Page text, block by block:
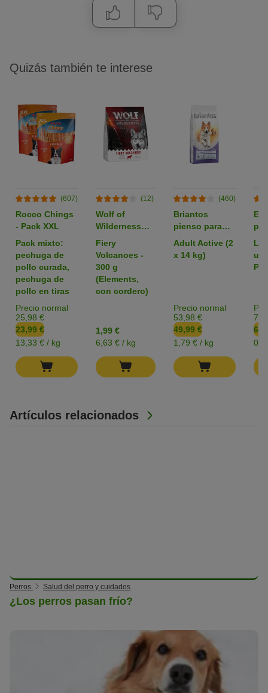
Artículos relacionados
Perros Salud del perro y cuidados
¿Los perros pasan frío?
Quizás también te interese
(607)
Rocco Chings
- Pack XXL
Pack mixto:
pechuga de
pollo curada,
pechuga de
pollo en tiras
Precio normal
25,98 €
23,99 €
13,33 € / kg
(12)
Wolf of
Wilderness
pienso para
perros -
Formato de
prueba
Fiery
Volcanoes -
300 g
(Elements,
con cordero)
1,99 €
6,63 € / kg
(460)
Briantos
pienso para
perros - Pack
Ahorro
Adult Active (2
x 14 kg)
Precio normal
53,98 €
49,99 €
1,79 € / kg
L: